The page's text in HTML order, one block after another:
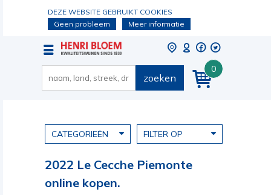
DEZE WEBSITE GEBRUIKT COOKIES
Geen probleem
Meer informatie
0
zoeken
CATEGORIEËN FILTER OP
2022 Le Cecche Piemonte
online kopen.